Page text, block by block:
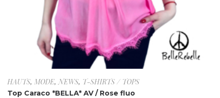
HAUTS, MODE,NEWS, T-SHIRTS / TOPS
Top Caraco *BELLA* AV / Rose fluo